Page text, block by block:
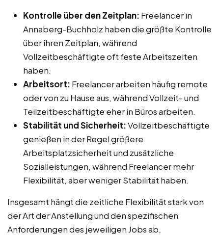
Kontrolle über den Zeitplan: Freelancer in
Annaberg-Buchholz haben die größte Kontrolle
über ihren Zeitplan, während
Vollzeitbeschäftigte oft feste Arbeitszeiten
haben.
Arbeitsort: Freelancer arbeiten häufig remote
oder von zu Hause aus, während Vollzeit- und
Teilzeitbeschäftigte eher in Büros arbeiten.
Stabilität und Sicherheit:Vollzeitbeschäftigte
genießen in der Regel größere
Arbeitsplatzsicherheit und zusätzliche
Sozialleistungen, während Freelancer mehr
Flexibilität, aber weniger Stabilität haben.
Insgesamt hängt die zeitliche Flexibilität stark von
der Art der Anstellung und den spezifischen
Anforderungen des jeweiligen Jobs ab.